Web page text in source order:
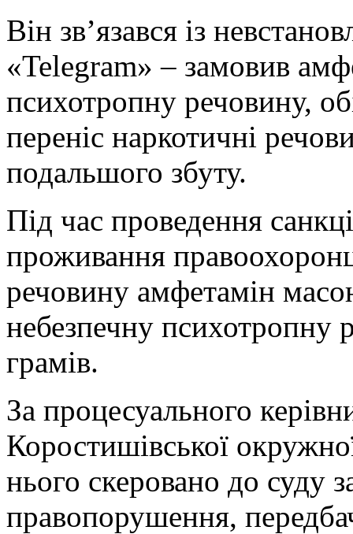
Він зв’язався із
«Telegram» – замовив
психотропну речовину,
переніс наркотичні
подальшого збуту.
Під час проведення
проживання
речовину амфетамін
небезпечну
грамів.
За процесуального
Коростишівської
нього скеровано до суду
правопорушення,